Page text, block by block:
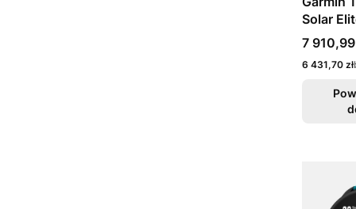
Solar
Cena
7 910,99
Cena
6 431,70 zł